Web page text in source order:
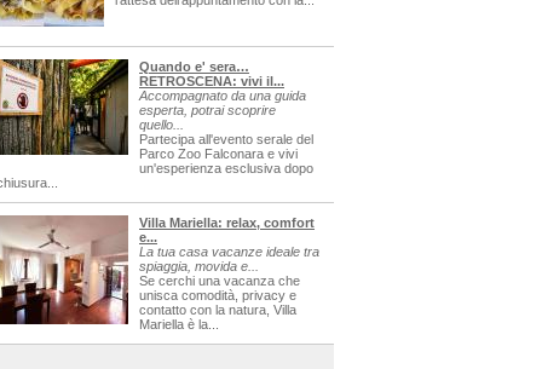
Quando e' sera…
RETROSCENA: vivi il...
Accompagnato da una guida
esperta, potrai scoprire
quello...
Partecipa all'evento serale del
Parco Zoo Falconara e vivi
un'esperienza esclusiva dopo
Villa Mariella: relax, comfort
e...
La tua casa vacanze ideale tra
spiaggia, movida e...
Se cerchi una vacanza che
unisca comodità, privacy e
contatto con la natura, Villa
Mariella è la...